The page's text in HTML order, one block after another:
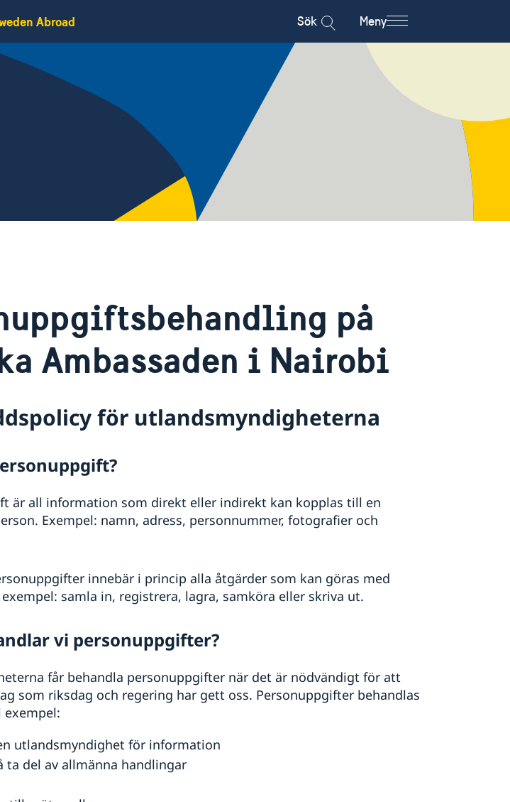
Abroad Sök Meny
på
Ambassaden i Nairobi
för utlandsmyndigheterna
är all information som direkt eller indirekt kan kopplas till en
Exempel: namn, adress, personnummer, fotografier och
innebär i princip alla åtgärder som kan göras med
samla in, registrera, lagra, samköra eller skriva ut.
vi personuppgifter?
får behandla personuppgifter när det är nödvändigt för att
som riksdag och regering har gett oss. Personuppgifter behandlas
exempel:
utlandsmyndighet för information
ta del av allmänna handlingar